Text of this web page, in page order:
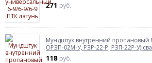
271 руб.
Мундштук внутренний
ОРЗП-02М-У, РЗР-22-Р, РЗП-22Р-У)
118 руб.